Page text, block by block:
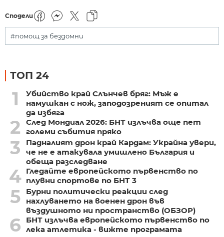
Сподели
#помощ за бездомни
ТОП 24
1
Убийство край Слънчев бряг: Мъж е
намушкан с нож, заподозреният се опитал
да избяга
2
След Мондиал 2026: БНТ излъчва още пет
големи събития пряко
3
Падналият дрон край Кардам: Украйна увери,
че не е атакувала умишлено България и
обеща разследване
4 Гледайте европейското първенство по
плувни спортове по БНТ 3
5
Бурни политически реакции след
нахлуването на военен дрон във
въздушното ни пространство (ОБЗОР)
6
БНТ излъчва европейското първенство по
лека атлетика - вижте програмата